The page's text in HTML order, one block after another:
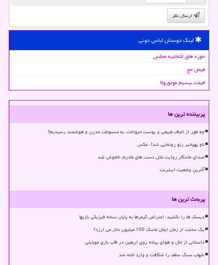
ارسال نظر
لینک دوستان لباس دونی
حوزه های انتخابیه مجلس
فیش حج
قیمت بیسیم موتورولا
پربیننده ترین ها
چه طور از الیاف طبیعی و پوست حیوانات، به منسوجات مدرن و هوشمند رسیدیم؟
ناو پهپادبر رنو رونمایی شد!، عکس
صدای ماندگار روایت مثل دست های مادرم، خاموش شد
آخرین وضعیت اینترنت
پربحث ترین ها
دیسک ها را نکشید، اعتراض گیمرها به پایان نسخه فیزیکی بازیها
یک ساعت از زمان ایلان ماسک 100 میلیون دلار می ارزد؟
داستانی از حال و هوای پیاده روی اربعین در قاب بازی موبایلی
شهاب سنگ سقف را شکافت و وارد خانه شد